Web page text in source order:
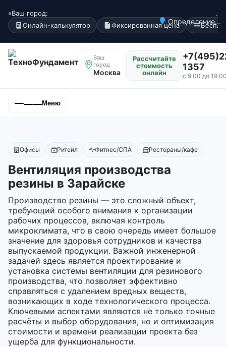
«Ваш город:
Определение...
.
Онлайн-калькулятор
Фиксированная цена
Ваш
город
Москва
Рассчитайте
стоимость
онлайн
1357
с 9.00 до
Меню
Офисы Ритейл Фитнес/СПА Рестораны/кафе
Вентиляция производства
резины в Зарайске
Производство резины — это сложный объект,
требующий особого внимания к организации
рабочих процессов, включая контроль
микроклимата, что в свою очередь имеет большое
значение для здоровья сотрудников и качества
выпускаемой продукции. Важной инженерной
задачей здесь является проектирование и
установка системы вентиляции для резинового
производства, что позволяет эффективно
справляться с удалением вредных веществ,
возникающих в ходе технологического процесса.
Ключевыми аспектами являются не только точные
расчёты и выбор оборудования, но и оптимизация
стоимости и времени реализации проекта без
ущерба для функциональности.